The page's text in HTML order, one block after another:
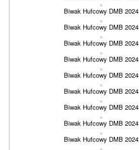
Biwak Hufcowy DMB 2024
Biwak Hufcowy DMB 2024
Biwak Hufcowy DMB 2024
Biwak Hufcowy DMB 2024
Biwak Hufcowy DMB 2024
Biwak Hufcowy DMB 2024
Biwak Hufcowy DMB 2024
Biwak Hufcowy DMB 2024
Biwak Hufcowy DMB 2024